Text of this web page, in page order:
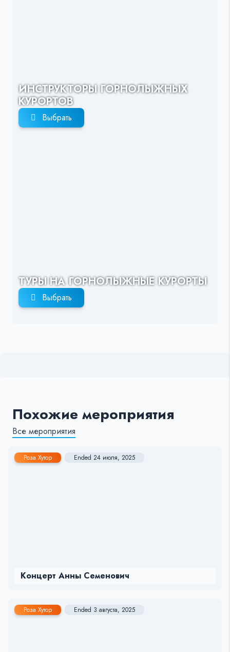
ИНСТРУКТОРЫ ГОРНОЛЫЖНЫХ
КУРОРТОВ
Выбрать
ТУРЫ НА ГОРНОЛЫЖНЫЕ КУРОРТЫ
Выбрать
Похожие мероприятия
Все мероприятия
Роза Хутор Ended 24 июля, 2025
Концерт Анны Семенович
Роза Хутор Ended 3 августа, 2025